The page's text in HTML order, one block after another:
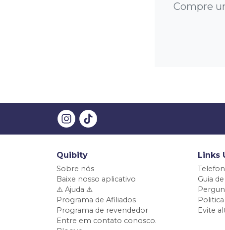
Compre
Quibity
Sobre nós
Baixe nosso aplicativo
⚠️ Ajuda ⚠️
Programa de Afiliados
Programa de revendedor
Entre em contato conosco.
Links
Guia
Evite